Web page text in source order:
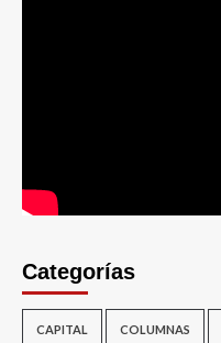
Categorías
CAPITAL COLUMNAS